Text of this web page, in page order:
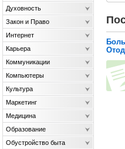
Духовность
Закон и Право
Интернет
Карьера
Коммуникации
Компьютеры
Культура
Маркетинг
Медицина
Образование
Обустройство быта